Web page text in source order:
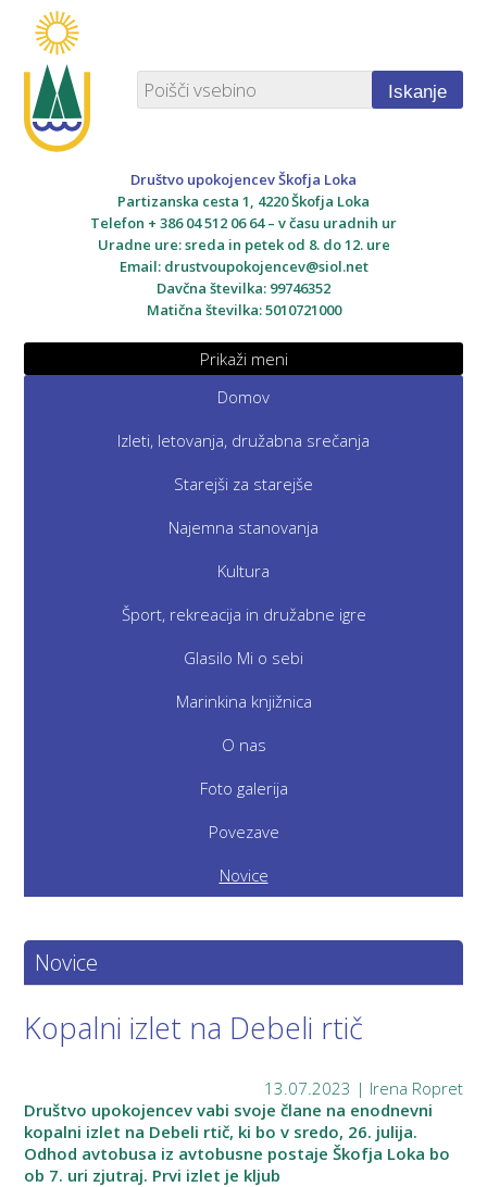
Društvo upokojencev Škofja Loka
Partizanska cesta 1, 4220 Škofja Loka
Telefon + 386 04 512 06 64 – v času uradnih ur
Uradne ure: sreda in petek od 8. do 12. ure
Email: drustvoupokojencev@siol.net
Davčna številka: 99746352
Matična številka: 5010721000
Iskanje
Prikaži meni
Domov
Izleti, letovanja, družabna srečanja
Starejši za starejše
Najemna stanovanja
Kultura
Šport, rekreacija in družabne igre
Glasilo Mi o sebi
Marinkina knjižnica
O nas
Foto galerija
Povezave
Novice
Novice
Kopalni izlet na Debeli rtič
13.07.2023 | Irena Ropret
Društvo upokojencev vabi svoje člane na enodnevni
kopalni izlet na Debeli rtič, ki bo v sredo, 26. julija.
Odhod avtobusa iz avtobusne postaje Škofja Loka bo
ob 7. uri zjutraj. Prvi izlet je kljub